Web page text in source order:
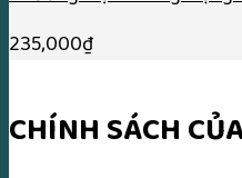
235,000₫
CHÍNH SÁCH